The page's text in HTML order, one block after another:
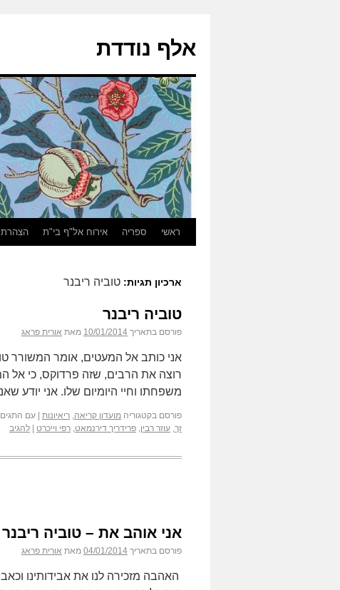
אלף נודדת
ראשי ספריה אירוח אל"ף בי"ת הצהרת
ארכיון תגיות: טוביה ריבנר
טוביה ריבנר
פורסם בתאריך 10/01/2014 מאת אורית פראג
רוצה את הרבים, שזה פרדוקס, כי אל
משפחתו וחיי היומיום שלו. אני יודע
פורסם בקטגוריה מועדון קריאה, ריאיונות עם התגים
זך, עוזר רבין, פרידריך דירנמאט, רפי וייכרט להגיב
אני אוהב את – טוביה ריבנר
פורסם בתאריך 04/01/2014 מאת אורית פראג
האהבה מזכירה לנו את אבידותינו